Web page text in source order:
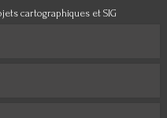
cartographiques et SIG